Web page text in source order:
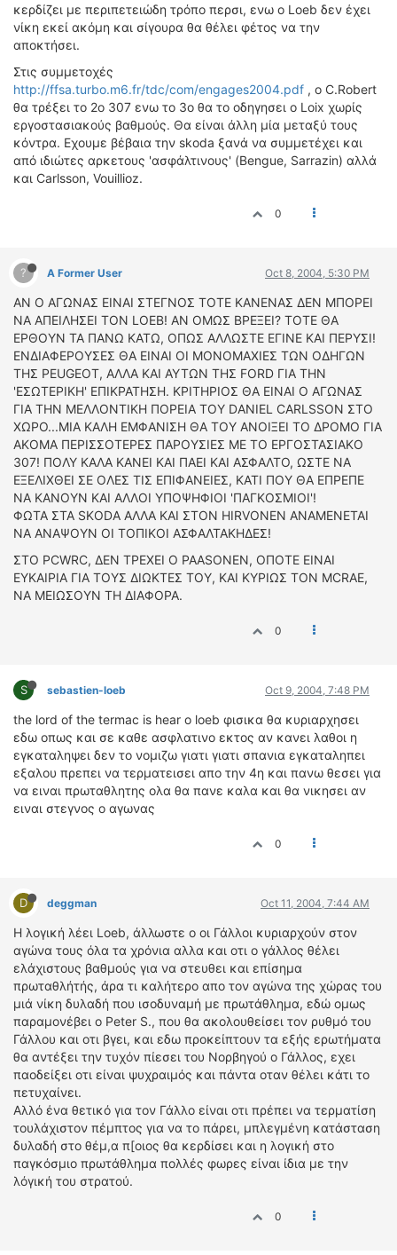
κερδίζει με περιπετειώδη τρόπο περσι, ενω ο Loeb δεν έχει
νίκη εκεί ακόμη και σίγουρα θα θέλει φέτος να την
αποκτήσει.
Στις συμμετοχές
http://ffsa.turbo.m6.fr/tdc/com/engages2004.pdf , ο C.Robert
θα τρέξει το 2ο 307 ενω το 3ο θα το οδηγησει ο Loix χωρίς
εργοστασιακούς βαθμούς. Θα είναι άλλη μία μεταξύ τους
κόντρα. Εχουμε βέβαια την skoda ξανά να συμμετέχει και
από ιδιώτες αρκετους 'ασφάλτινους' (Bengue, Sarrazin) αλλά
και Carlsson, Vouillioz.
0
? A Former User Oct 8, 2004, 5:30 PM
ΑΝ Ο ΑΓΩΝΑΣ ΕΙΝΑΙ ΣΤΕΓΝΟΣ ΤΟΤΕ ΚΑΝΕΝΑΣ ΔΕΝ ΜΠΟΡΕΙ
ΝΑ ΑΠΕΙΛΗΣΕΙ ΤΟΝ LOEB! ΑΝ ΟΜΩΣ ΒΡΕΞΕΙ? ΤΟΤΕ ΘΑ
ΕΡΘΟΥΝ ΤΑ ΠΑΝΩ ΚΑΤΩ, ΟΠΩΣ ΑΛΛΩΣΤΕ ΕΓΙΝΕ ΚΑΙ ΠΕΡΥΣΙ!
ΕΝΔΙΑΦΕΡΟΥΣΕΣ ΘΑ ΕΙΝΑΙ ΟΙ ΜΟΝΟΜΑΧΙΕΣ ΤΩΝ ΟΔΗΓΩΝ
ΤΗΣ PEUGEOT, ΑΛΛΑ ΚΑΙ ΑΥΤΩΝ ΤΗΣ FORD ΓΙΑ ΤΗΝ
'ΕΣΩΤΕΡΙΚΗ' ΕΠΙΚΡΑΤΗΣΗ. ΚΡΙΤΗΡΙΟΣ ΘΑ ΕΙΝΑΙ Ο ΑΓΩΝΑΣ
ΓΙΑ ΤΗΝ ΜΕΛΛΟΝΤΙΚΗ ΠΟΡΕΙΑ ΤΟΥ DANIEL CARLSSON ΣΤΟ
ΧΩΡΟ...ΜΙΑ ΚΑΛΗ ΕΜΦΑΝΙΣΗ ΘΑ ΤΟΥ ΑΝΟΙΞΕΙ ΤΟ ΔΡΟΜΟ ΓΙΑ
ΑΚΟΜΑ ΠΕΡΙΣΣΟΤΕΡΕΣ ΠΑΡΟΥΣΙΕΣ ΜΕ ΤΟ ΕΡΓΟΣΤΑΣΙΑΚΟ
307! ΠΟΛΥ ΚΑΛΑ ΚΑΝΕΙ ΚΑΙ ΠΑΕΙ ΚΑΙ ΑΣΦΑΛΤΟ, ΩΣΤΕ ΝΑ
ΕΞΕΛΙΧΘΕΙ ΣΕ ΟΛΕΣ ΤΙΣ ΕΠΙΦΑΝΕΙΕΣ, ΚΑΤΙ ΠΟΥ ΘΑ ΕΠΡΕΠΕ
ΝΑ ΚΑΝΟΥΝ ΚΑΙ ΑΛΛΟΙ ΥΠΟΨΗΦΙΟΙ 'ΠΑΓΚΟΣΜΙΟΙ'!
ΦΩΤΑ ΣΤΑ SKODA ΑΛΛΑ ΚΑΙ ΣΤΟΝ HIRVONEN ΑΝΑΜΕΝΕΤΑΙ
ΝΑ ΑΝΑΨΟΥΝ ΟΙ ΤΟΠΙΚΟΙ ΑΣΦΑΛΤΑΚΗΔΕΣ!
ΣΤΟ PCWRC, ΔΕΝ ΤΡΕΧΕΙ Ο PAASONEN, ΟΠΟΤΕ ΕΙΝΑΙ
ΕΥΚΑΙΡΙΑ ΓΙΑ ΤΟΥΣ ΔΙΩΚΤΕΣ ΤΟΥ, ΚΑΙ ΚΥΡΙΩΣ ΤΟΝ MCRAE,
ΝΑ ΜΕΙΩΣΟΥΝ ΤΗ ΔΙΑΦΟΡΑ.
0
S sebastien-loeb Oct 9, 2004, 7:48 PM
the lord of the termac is hear ο loeb φισικα θα κυριαρχησει
εδω οπως και σε καθε ασφλατινο εκτος αν κανει λαθοι η
εγκαταληψει δεν το νομιζω γιατι γιατι σπανια εγκαταληπει
εξαλου πρεπει να τερματεισει απο την 4η και πανω θεσει για
να ειναι πρωταθλητης ολα θα πανε καλα και θα νικησει αν
ειναι στεγνος ο αγωνας
0
D deggman Oct 11, 2004, 7:44 AM
Η λογική λέει Loeb, άλλωστε ο οι Γάλλοι κυριαρχούν στον
αγώνα τους όλα τα χρόνια αλλα και οτι ο γάλλος θέλει
ελάχιστους βαθμούς για να στευθει και επίσημα
πρωταθλήτής, άρα τι καλήτερο απο τον αγώνα της χώρας του
μιά νίκη δυλαδή που ισοδυναμή με πρωτάθλημα, εδώ ομως
παραμονέβει ο Peter S., που θα ακολουθείσει τον ρυθμό του
Γάλλου και οτι βγει, και εδω προκείπτουν τα εξής ερωτήματα
θα αντέξει την τυχόν πίεσει του Νορβηγού ο Γάλλος, εχει
παοδείξει οτι είναι ψυχραιμός και πάντα οταν θέλει κάτι το
πετυχαίνει.
Αλλό ένα θετικό για τον Γάλλο είναι οτι πρέπει να τερματίση
τουλάχιστον πέμπτος για να το πάρει, μπλεγμένη κατάσταση
δυλαδή στο θέμ,α π[οιος θα κερδίσει και η λογική στο
παγκόσμιο πρωτάθλημα πολλές φωρες είναι ίδια με την
λόγική του στρατού.
0
ΜΕΤΑΧΕΙΡΙΣΜΕΝΑ
2ΤΡΟΧΟΙ
ΟΔΗΓΟΥΜΕ
ΕΠΙΚΑΙΡΟΤΗΤΑ
ΑΓΩΝΕΣ
CLASSIC
ΑΡΧΕΙΟ ΤΕΥΧΩΝ